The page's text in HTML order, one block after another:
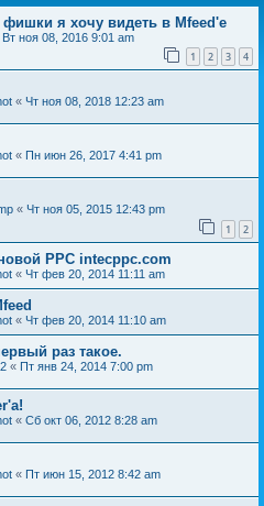
я хочу видеть в Mfeed'е
Вт ноя 08, 2016 9:01 am
1 2 3 4
« Чт ноя 08, 2018 12:23 am
« Пн июн 26, 2017 4:41 pm
« Чт ноя 05, 2015 12:43 pm
1 2
PPC intecppc.com
« Чт фев 20, 2014 11:11 am
« Чт фев 20, 2014 11:10 am
раз такое.
« Пт янв 24, 2014 7:00 pm
« Сб окт 06, 2012 8:28 am
« Пт июн 15, 2012 8:42 am